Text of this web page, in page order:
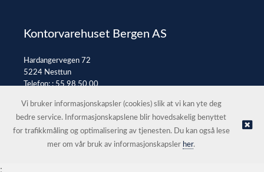
Kontorvarehuset Bergen AS
Hardangervegen 72
5224 Nesttun
Telefon: :55 98 50 00
© Kontorvarehuset Bergen AS |Nettbutikk levert av Kréatif
Vi bruker informasjonskapsler (cookies) slik at vi kan yte deg
bedre service. Informasjonskapslene blir hovedsakelig benyttet
for trafikkmåling og optimalisering av tjenesten. Du kan også lese
mer om vår bruk av informasjonskapsler her.
;